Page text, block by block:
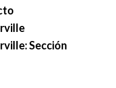
Sección